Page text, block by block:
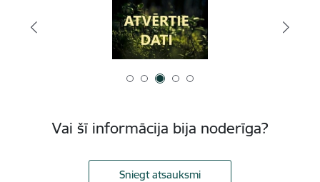
Vai šī informācija bija noderīga?
Sniegt atsauksmi